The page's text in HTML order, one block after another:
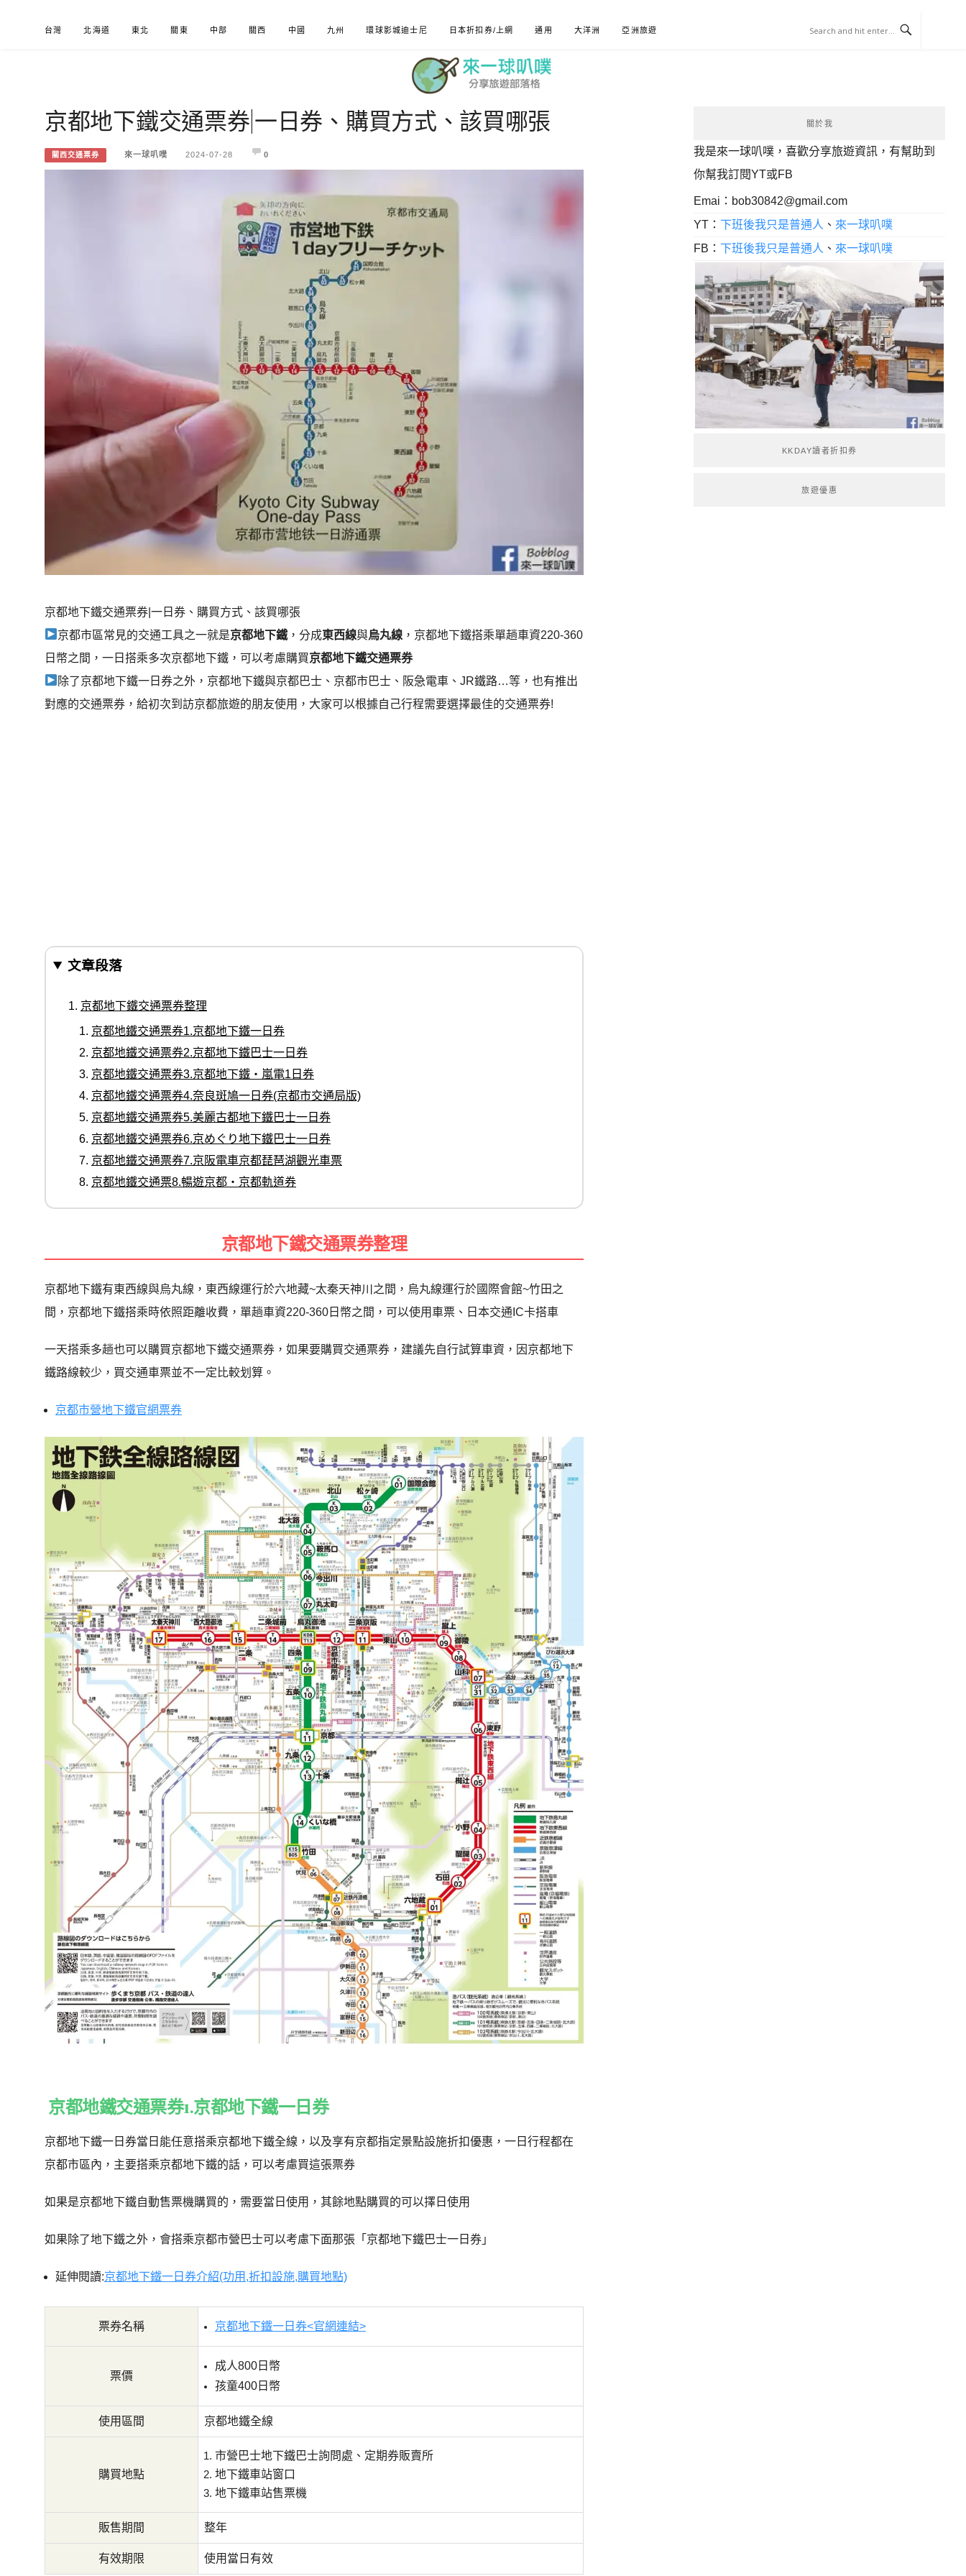
台灣 北海道 東北 關東 中部 關西 中國 九州 環球影城迪士尼 日本折扣券/上網 通用 大洋洲 亞洲旅遊
來一球叭噗
分享日本自助部落格
京都地下鐵交通票券|一日券、購買方式、該買哪張
關西交通票券 來一球叭噗 2024-07-28 0
京都地下鐵交通票券|一日券、購買方式、該買哪張
京都市區常見的交通工具之一就是京都地下鐵，分成東西線與烏丸線 ，京都地下鐵搭乘單趟車資220-360
日幣之間，一日搭乘多次京都地下鐵，可以考慮購買京都地下鐵交通票券
除了京都地下鐵一日券之外，京都地下鐵與京都巴士、京都市巴士、阪急電車、JR鐵路…等，也有推出
對應的交通票券，給初次到訪京都旅遊的朋友使用，大家可以根據自己行程需要選擇最佳的交通票券!
文章段落
京都地下鐵交通票券整理
京都地鐵交通票券1.京都地下鐵一日券
京都地鐵交通票券2.京都地下鐵巴士一日券
京都地鐵交通票券3.京都地下鐵・嵐電1日券
京都地鐵交通票券4.奈良斑鳩一日券(京都市交通局版)
京都地鐵交通票券5.美麗古都地下鐵巴士一日券
京都地鐵交通票券6.京めぐり地下鐵巴士一日券
京都地鐵交通票券7.京阪電車京都琵琶湖觀光車票
京都地鐵交通票8.暢遊京都・京都軌道券
京都地下鐵交通票券整理
京都地下鐵有東西線與烏丸線，東西線運行於六地藏~太秦天神川之間，烏丸線運行於國際會館~竹田之
間，京都地下鐵搭乘時依照距離收費，單趟車資220-360日幣之間，可以使用車票、日本交通IC卡搭車
一天搭乘多趟也可以購買京都地下鐵交通票券，如果要購買交通票券，建議先自行試算車資，因京都地下
鐵路線較少，買交通車票並不一定比較划算。
京都市營地下鐵官網票券
京都地鐵交通票券1.京都地下鐵一日券
京都地下鐵一日券當日能任意搭乘京都地下鐵全線，以及享有京都指定景點設施折扣優惠，一日行程都在
京都市區內，主要搭乘京都地下鐵的話，可以考慮買這張票券
如果是京都地下鐵自動售票機購買的，需要當日使用，其餘地點購買的可以擇日使用
如果除了地下鐵之外，會搭乘京都市營巴士可以考慮下面那張「京都地下鐵巴士一日券」
延伸閱讀:京都地下鐵一日券介紹(功用,折扣設施,購買地點)
票券名稱 京都地下鐵一日券<官網連結>
票價
成人800日幣
孩童400日幣
使用區間 京都地鐵全線
購買地點
市營巴士地下鐵巴士詢問處、 定期券販賣所
地下鐵車站窗口
地下鐵車站售票機
販售期間 整年
有效期限 使用當日有效
關於我
我是來一球叭噗，喜歡分享旅遊資訊，有幫助到
你幫我訂閱YT或FB
Emai： bob30842@gmail.com
YT：下班後我只是普通人 、 來一球叭噗
FB：下班後我只是普通人 、 來一球叭噗
KKDAY讀者折扣券
旅遊優惠